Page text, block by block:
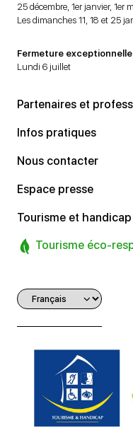
25 décembre, 1er janvier, 1er
Les dimanches 11, 18 et 25
Fermeture exceptionnelle
Lundi 6 juillet
Partenaires et
Infos pratiques
Nous contacter
Espace presse
Tourisme et handicap
Tourisme éco-